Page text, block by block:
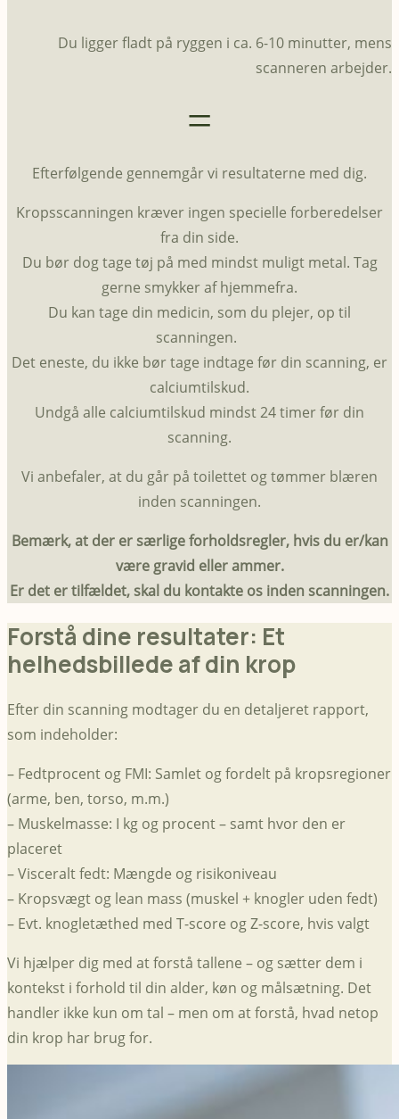
Du ligger fladt på ryggen i ca. 6-10 minutter, mens
scanneren arbejder.
=
Efterfølgende gennemgår vi resultaterne med dig.
Kropsscanningen kræver ingen specielle forberedelser
fra din side.
Du bør dog tage tøj på med mindst muligt metal. Tag
gerne smykker af hjemmefra.
Du kan tage din medicin, som du plejer, op til
scanningen.
Det eneste, du ikke bør tage indtage før din scanning, er
calciumtilskud.
Undgå alle calciumtilskud mindst 24 timer før din
scanning.
Vi anbefaler, at du går på toilettet og tømmer blæren
inden scanningen.
Bemærk, at der er særlige forholdsregler, hvis du er/kan
være gravid eller ammer.
Er det er tilfældet, skal du kontakte os inden scanningen.
Forstå dine resultater: Et
helhedsbillede af din krop
Efter din scanning modtager du en detaljeret rapport,
som indeholder:
– Fedtprocent og FMI: Samlet og fordelt på kropsregioner
(arme, ben, torso, m.m.)
– Muskelmasse: I kg og procent – samt hvor den er
placeret
– Visceralt fedt: Mængde og risikoniveau
– Kropsvægt og lean mass (muskel + knogler uden fedt)
– Evt. knogletæthed med T-score og Z-score, hvis valgt
Vi hjælper dig med at forstå tallene – og sætter dem i
kontekst i forhold til din alder, køn og målsætning. Det
handler ikke kun om tal – men om at forstå, hvad netop
din krop har brug for.